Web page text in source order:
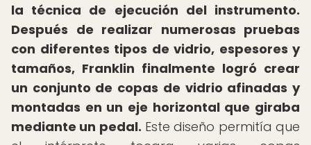
la técnica de ejecución del instrumento.
Después de realizar numerosas pruebas
con diferentes tipos de vidrio, espesores y
tamaños, Franklin finalmente logró crear
un conjunto de copas de vidrio afinadas y
montadas en un eje horizontal que giraba
mediante un pedal. Este diseño permitía que